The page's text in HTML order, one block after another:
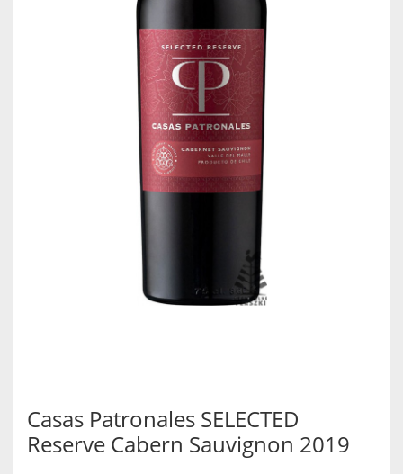
Casas Patronales SELECTED
Reserve Cabern Sauvignon 2019